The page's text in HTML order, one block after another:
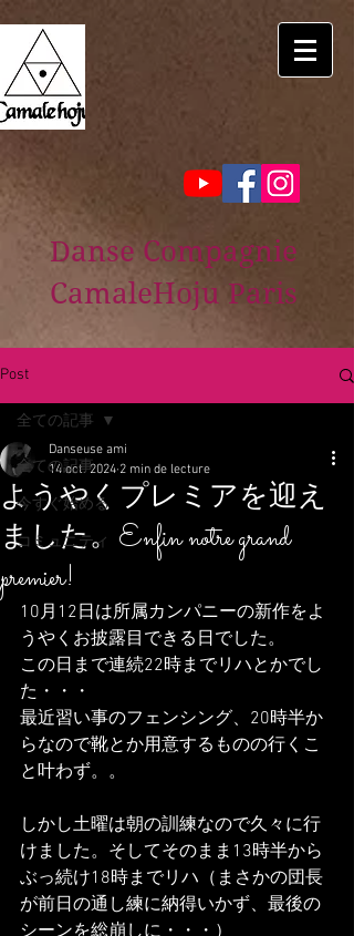
Danse Compagnie
CamaleHoju Paris
Post
全ての記事
今すぐ始める
コミュニティ
全ての記事
ようやくプレミアを迎え
ました。Enfin notre grand
premier!
Danseuse ami
14 oct. 2024 2 min de lecture
10月12日は所属カンパニーの新作をよ
うやくお披露目できる日でした。
この日まで連続22時までリハとかでし
た・・・
最近習い事のフェンシング、20時半か
らなので靴とか用意するものの行くこ
と叶わず。。
しかし土曜は朝の訓練なので久々に行
けました。そしてそのまま13時半から
ぶっ続け18時までリハ（まさかの団長
が前日の通し練に納得いかず、最後の
シーンを総崩しに・・・）